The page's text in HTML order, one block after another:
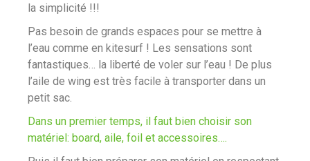
la simplicité !!!
Pas besoin de grands espaces pour se mettre à
l’eau comme en kitesurf ! Les sensations sont
fantastiques… la liberté de voler sur l’eau ! De plus
l’aile de wing est très facile à transporter dans un
petit sac.
Dans un premier temps, il faut bien choisir son
matériel: board, aile, foil et accessoires….